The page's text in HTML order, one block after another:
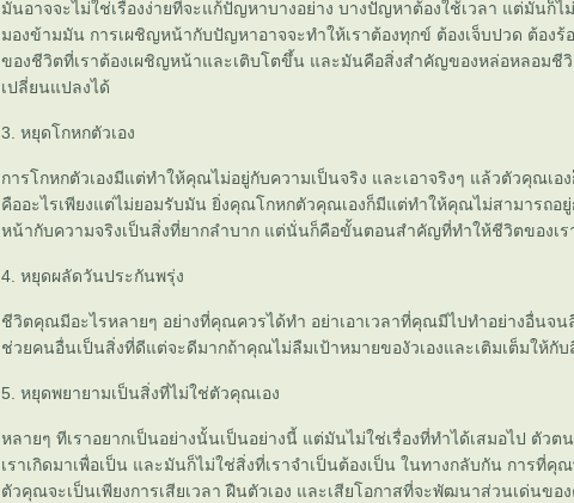
มันอาจจะไม่ใช่เรื่องง่ายที่จะแก้ปัญหาบางอย่าง บางปัญหาต้องใช้เวลา แต่มันก็ไ
มองข้ามมัน การเผชิญหน้ากับปัญหาอาจจะทำให้เราต้องทุกข์ ต้องเจ็บปวด ต้องร้
ของชีวิตที่เราต้องเผชิญหน้าและเติบโตขึ้น และมันคือสิ่งสำคัญของหล่อหลอมชีวิ
เปลี่ยนแปลงได้
3. หยุดโกหกตัวเอง
การโกหกตัวเองมีแต่ทำให้คุณไม่อยู่กับความเป็นจริง และเอาจริงๆ แล้วตัวคุณเอ
คืออะไรเพียงแต่ไม่ยอมรับมัน ยิ่งคุณโกหกตัวคุณเองก็มีแต่ทำให้คุณไม่สามารถอ
หน้ากับความจริงเป็นสิ่งที่ยากลำบาก แต่นั่นก็คือขั้นตอนสำคัญที่ทำให้ชีวิตของเร
4. หยุดผลัดวันประกันพรุ่ง
ชีวิตคุณมีอะไรหลายๆ อย่างที่คุณควรได้ทำ อย่าเอาเวลาที่คุณมีไปทำอย่างอื่นจน
ช่วยคนอื่นเป็นสิ่งที่ดีแต่จะดีมากถ้าคุณไม่ลืมเป้าหมายของัวเองและเติมเต็มให้กั
5. หยุดพยายามเป็นสิ่งที่ไม่ใช่ตัวคุณเอง
หลายๆ ทีเราอยากเป็นอย่างนั้นเป็นอย่างนี้ แต่มันไม่ใช่เรื่องที่ทำได้เสมอไป ตัวต
เราเกิดมาเพื่อเป็น และมันก็ไม่ใช่สิ่งที่เราจำเป็นต้องเป็น ในทางกลับกัน การที่คุ
ตัวคุณจะเป็นเพียงการเสียเวลา ฝืนตัวเอง และเสียโอกาสที่จะพัฒนาส่วนเด่นขอ